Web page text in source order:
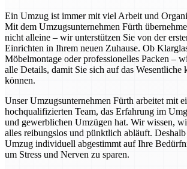
Ein Umzug ist immer mit viel Arbeit und
Mit dem Umzugsunternehmen Fürth
nicht alleine – wir unterstützen Sie von der
Einrichten in Ihrem neuen Zuhause. Ob
Möbelmontage oder professionelles Packen –
alle Details, damit Sie sich auf das Wesentliche
können.
Unser Umzugsunternehmen Fürth arbeitet mit
hochqualifizierten Team, das Erfahrung im
und gewerblichen Umzügen hat. Wir wissen,
alles reibungslos und pünktlich abläuft.
Umzug individuell abgestimmt auf Ihre
um Stress und Nerven zu sparen.